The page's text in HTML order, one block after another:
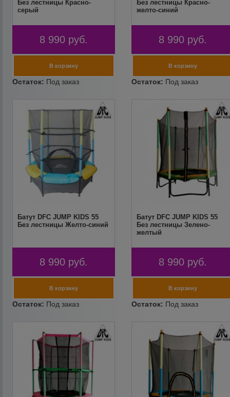
Без лестницы Красно-
серый
8 990 руб.
Без лестницы Красно-
желто-синий
8 990 руб.
Батут DFC JUMP KIDS 55
Без лестницы Желто-синий
8 990 руб.
Батут DFC JUMP KIDS 55
Без лестницы Зелено-
желтый
8 990 руб.